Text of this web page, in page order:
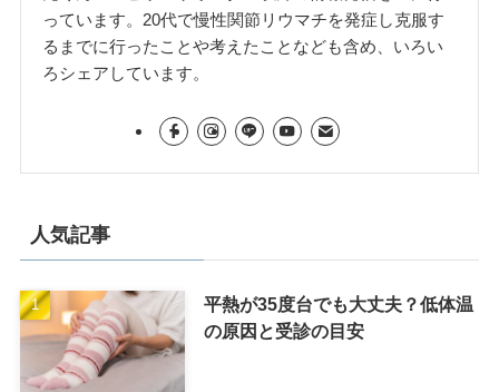
っています。20代で慢性関節リウマチを発症し克服す
るまでに行ったことや考えたことなども含め、いろい
ろシェアしています。
人気記事
平熱が35度台でも大丈夫？低体温
の原因と受診の目安